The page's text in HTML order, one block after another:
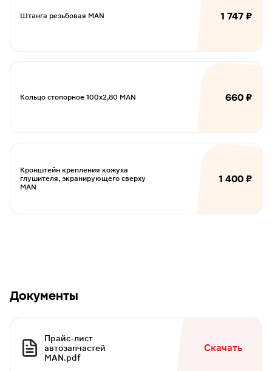
Штанга резьбовая MAN 1 747 ₽
Кольцо стопорное 100х2,80 MAN 660 ₽
Кронштейн крепления кожуха
глушителя, экранирующего сверху
MAN
1 400 ₽
Документы
Прайс-лист
автозапчастей
MAN.pdf
Скачать